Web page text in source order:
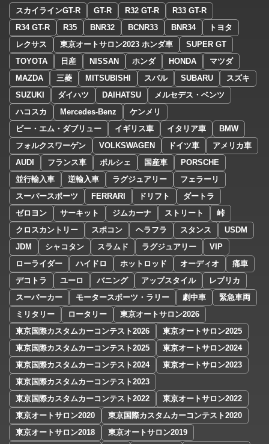
スカイラインGT-R GT-R R32 GT-R
R33 GT-R
R34 GT-R
R35 BNR32 BCNR33 BNR34
トヨタ
レクサス
東京オートサロン2023 ホンダ車
SUPER GT
TOYOTA
日産 NISSAN ホンダ HONDA
マツダ
MAZDA
三菱 MITSUBISHI スバル SUBARU
スズキ
SUZUKI
ダイハツ DAIHATSU
メルセデス・ベンツ
ハコスカ
Mercedes-Benz
ケンメリ
ビー・エム・ダブリュー
イギリス車 イタリア車
BMW
フォルクスワーゲン
VOLKSWAGEN ドイツ車
アメリカ車
AUDI
フランス車 ポルシェ 国産車
PORSCHE
並行輸入車
逆輸入車 ラグジュアリー
フェラーリ
スーパースポーツ
FERRARI ドリフト
ダートラ
ゼロヨン
サーキット ジムカーナ ストリート
峠
クロスカントリー
スポコン ヘラフラ スタンス
USDM
JDM
シャコタン スラムド ラグジュアリー
VIP
ローライダー
ハイドロ ホットロッド オーディオ
痛車
デコトラ
ユーロ バニング アップスタイル
レプリカ
スーパーカー
モータースポーツ・ラリー 劇中車
緊急車両
ミリタリー
ロータリー
東京オートサロン2026
東京国際カスタムカーコンテスト2026
東京オートサロン2025
東京国際カスタムカーコンテスト2025
東京オートサロン2024
東京国際カスタムカーコンテスト2024
東京オートサロン2023
東京国際カスタムカーコンテスト2023
東京国際カスタムカーコンテスト2022
東京オートサロン2022
東京オートサロン2020
東京国際カスタムカーコンテスト2020
東京オートサロン2018
東京オートサロン2019